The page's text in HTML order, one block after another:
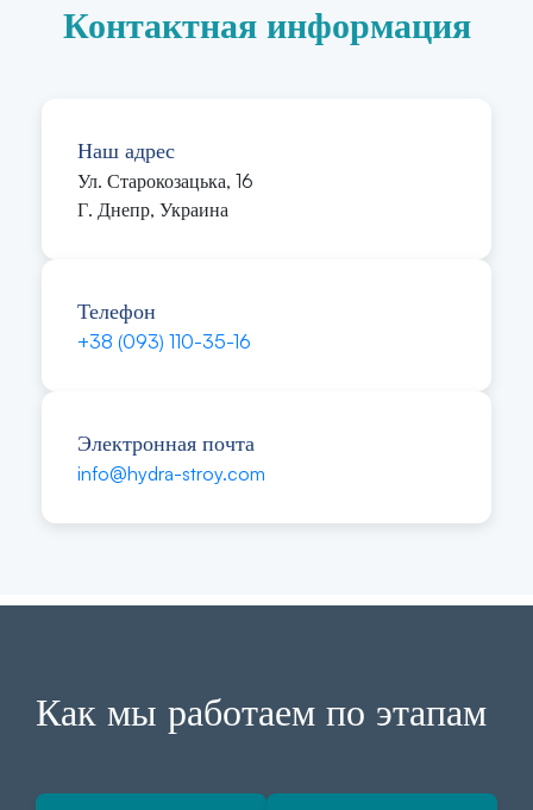
Контактная информация
Наш адрес
Ул. Старокозацька, 16
Г. Днепр, Украина
Телефон
+38 (093) 110-35-16
Электронная почта
info@hydra-stroy.com
Как мы работаем по этапам